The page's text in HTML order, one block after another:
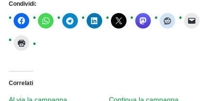
Condividi:
Correlati